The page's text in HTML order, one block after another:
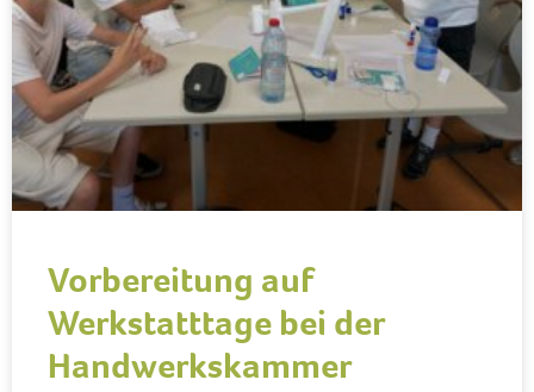
Vorbereitung auf
Werkstatttage bei der
Handwerkskammer